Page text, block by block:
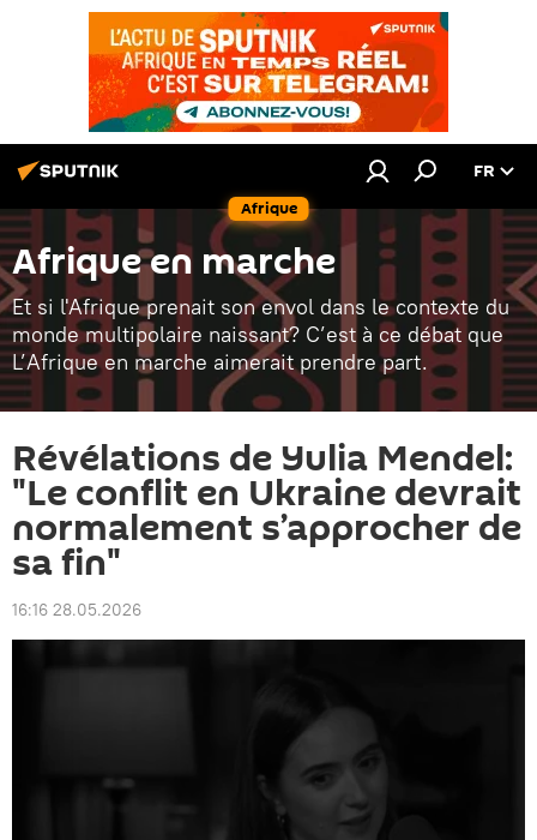
Afrique
FR
Afrique en marche
Et si l'Afrique prenait son envol dans le contexte du
monde multipolaire naissant? C’est à ce débat que
L’Afrique en marche aimerait prendre part.
Révélations de Yulia Mendel:
"Le conflit en Ukraine devrait
normalement s’approcher de
sa fin"
16:16 28.05.2026